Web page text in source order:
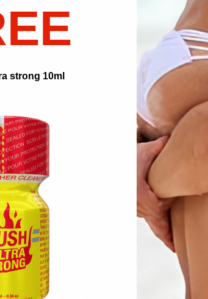
Verbrauchers. "
führen kann.
Cialis.
um die Reinigungslösung
weichen Tuch auf. Lassen Sie das Leder
strong 10ml